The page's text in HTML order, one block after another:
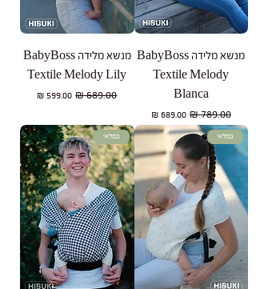
מנשא מלידה BabyBoss
Textile Melody
Blanca
מחיר רגיל‏789.00 ‏₪ מחיר מבצע‏689.00 ‏₪
מנשא מלידה BabyBoss
Textile Melody Lily
מחיר רגיל‏689.00 ‏₪ מחיר מבצע
במלאי במלאי